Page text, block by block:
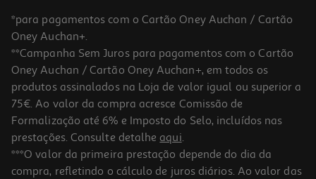
-24%
5.0
Sacos Lixo Handy Bag Antigotas 50l 8un
0.24 €/un
*para pagamentos com o Cartão Oney Auchan / Cartão
Oney Auchan+.
**Campanha Sem Juros para pagamentos com o Cartão
Oney Auchan / Cartão Oney Auchan+, em todos os
produtos assinalados na Loja de valor igual ou superior a
75€. Ao valor da compra acresce Comissão de
Formalização até 6% e Imposto do Selo, incluídos nas
prestações. Consulte detalhe aqui.
***O valor da primeira prestação depende do dia da
compra, refletindo o cálculo de juros diários. Ao valor das